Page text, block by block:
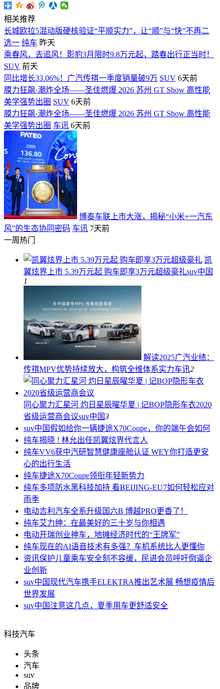
相关推荐
长城欧拉5混动版硬核验证“平顺实力”，让“顺”与“快”不再二
选一 纯车 昨天
乘春风，去追风！影豹3月限时9.8万元起，踏春出行正当时！
SUV 前天
同比增长33.06%！广汽传祺一季度销量破9万 SUV 6天前
膜力狂飙·潮炸全场——圣佳燃爆 2026 苏州 GT Show 高性能
美学强势出圈 SUV 6天前
膜力狂飙·潮炸全场——圣佳燃爆 2026 苏州 GT Show 高性能
美学强势出圈 车讯 6天前
博泰车联上市大涨，揭秘“小米+一汽东
风”的生态协同密码 车讯 7天前
一周热门
凯
翼炫界上市 5.39万元起 购车即享3万元超级豪礼suv中国
1
解读2025广汽业绩：
传祺MPV优势持续放大，构筑全维体系实力车讯2
同心聚力汇星河 灼日星辰曜华夏 | 记BOP隐形车衣2020
省级运营商会议suv中国3
suv中国假如给你一辆捷途X70Coupe，你的端午会如何
纯车揭晓 ! 林允出任凯翼炫界代言人
纯车VV6获中汽研智慧健康座舱认证 WEY你打造更安
心的出行生活
纯车捷途X70Coupe领衔年轻新势力
纯车多项防水黑科技加持 看BEIJING-EU7如何轻松应对
雨季
电动吉利汽车全系升级国六B 博越PRO更香了！
纯车艾力绅：在最美好的三十岁与你相遇
电动开瑞创业神车，地摊经济时代的“王牌军”
纯车现在的AI语音技术有多强？车机系统比人更懂你
资讯保护儿童乘车安全刻不容缓，民进会员呼吁倒逼企
业创新
suv中国现代汽车携手ELEKTRA推出艺术展 畅想疫情后
世界发展
suv中国注意这几点，夏季用车更舒适安全
科技汽车
头条
汽车
suv
品牌